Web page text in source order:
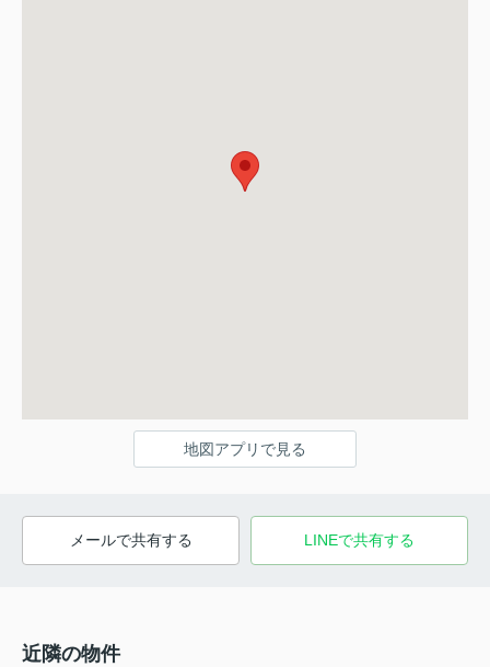
地図アプリで見る
メールで共有する LINEで共有する
近隣の物件